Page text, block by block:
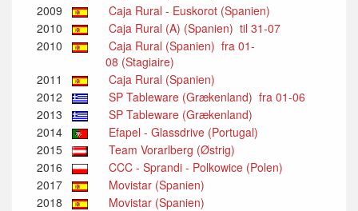
2009
Caja Rural - Euskorot (Spanien)
2010
Caja Rural (A) (Spanien) til 31-07
2010
Caja Rural (Spanien) fra 01-
08 (Stagiaire)
2011
Caja Rural (Spanien)
2012
SP Tableware (Grækenland) fra 01-06
2013
SP Tableware (Grækenland)
2014
Efapel - Glassdrive (Portugal)
2015
Team Vorarlberg (Østrig)
2016
CCC - Sprandi - Polkowice (Polen)
2017
Movistar (Spanien)
2018
Movistar (Spanien)